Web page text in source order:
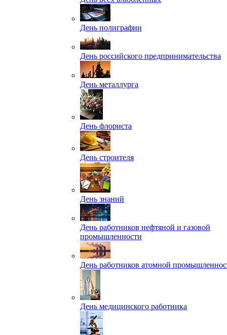
День полиграфии
День российского предпринимательства
День металлурга
День флориста
День строителя
День знаний
День работников нефтяной и газовой
промышленности
День работников атомной
День медицинского работника